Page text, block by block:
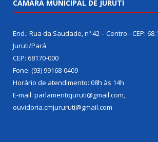
CÂMARA MUNICIPAL DE JURUTI
End.: Rua da Saudade, nº 42 – Centro - CEP:
Juruti/Pará
CEP: 68170-000
Fone: (93) 99168-0409
Horário de atendimento: 08h às 14h
E-mail: parlamentojuruti@gmail.com,
ouvidoria.cmjururuti@gmail.com